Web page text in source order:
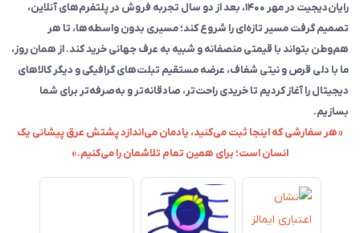
رایان‌دیجیت در مهر ۱۴۰۰، بعد از دو سال تجربه فروش در پلتفرم‌های آنلاین،
تصمیم گرفت مسیر تازه‌ای را شروع کند؛ مسیری بدون واسطه‌ها، تا هر
هم‌وطن بتواند با قیمتی منصفانه و شبیه به عرف جهانی خرید کند. از همان روز،
ما با دلی قرص و نیتی شفاف، عرضه مستقیم تبلت‌های گرافیکی و دیگر کالاهای
دیجیتال را آغاز کردیم تا خریدی راحت‌تر، صادقانه‌تر و به‌صرفه‌تر برای شما
بسازیم.
«هر سفارشی که اینجا ثبت می‌کنید، یادمان می‌اندازد پشتش عرق پیشانی یک
انسان است؛ برای همین تمام تلاشمان را می‌کنیم.»